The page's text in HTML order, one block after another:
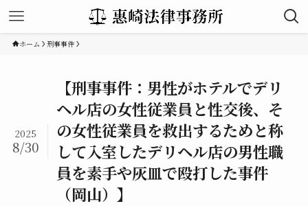
ホーム 刑事事件
【刑事事件：男性がホテルでデリ
ヘル店の女性従業員と性交後、そ
の女性従業員を救出するためと称
して入室したデリヘル店の男性職
員を素手や灰皿で殴打した事件
（岡山）】
2025
8/30